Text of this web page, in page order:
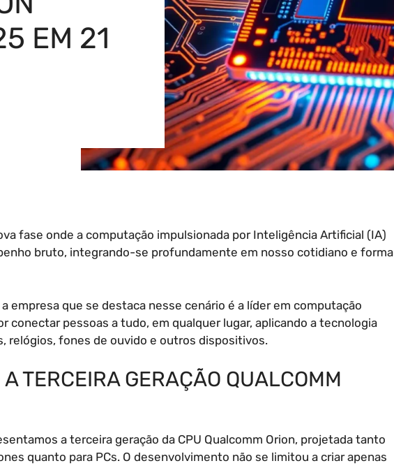
EM 21
fase onde a computação impulsionada por Inteligência Artificial (IA)
bruto, integrando-se profundamente em nosso cotidiano e forma
empresa que se destaca nesse cenário é a líder em computação
conectar pessoas a tudo, em qualquer lugar, aplicando a tecnologia
relógios, fones de ouvido e outros dispositivos.
TERCEIRA GERAÇÃO QUALCOMM
a terceira geração da CPU Qualcomm Orion, projetada tanto
quanto para PCs. O desenvolvimento não se limitou a criar apenas